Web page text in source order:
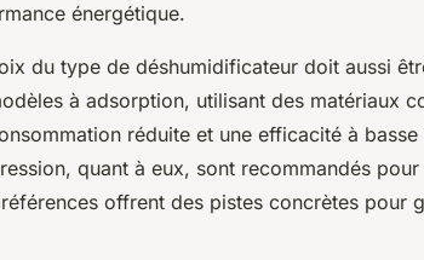
énergétique.
du type de déshumidificateur doit aussi
à adsorption, utilisant des matériaux
réduite et une efficacité à
quant à eux, sont recommandés
offrent des pistes concrètes pour